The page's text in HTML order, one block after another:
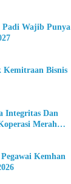
Wajib Punya
Bisnis
Integritas Dan
Merah
Kemhan